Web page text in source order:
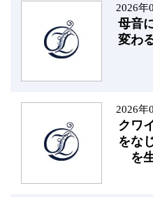
2026年
母音
変わ
2026年
クワ
をな
を